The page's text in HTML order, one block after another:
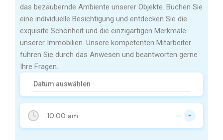
10:00 am
das bezaubernde Ambiente unserer Objekte. Buchen Sie
eine individuelle Besichtigung und entdecken Sie die
exquisite Schönheit und die einzigartigen Merkmale
unserer Immobilien. Unsere kompetenten Mitarbeiter
führen Sie durch das Anwesen und beantworten gerne
Ihre Fragen.